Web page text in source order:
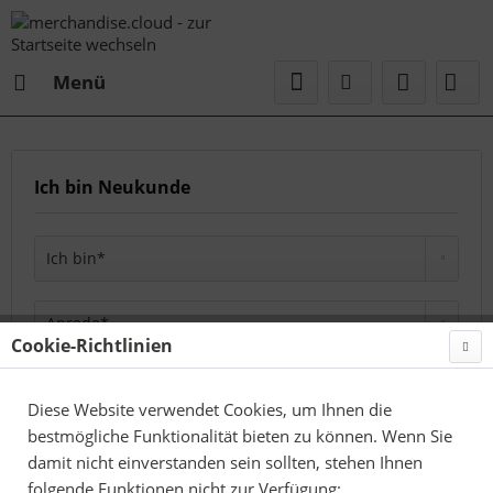
Menü
Ich bin Neukunde
Cookie-Richtlinien
Diese Website verwendet Cookies, um Ihnen die
bestmögliche Funktionalität bieten zu können. Wenn Sie
damit nicht einverstanden sein sollten, stehen Ihnen
folgende Funktionen nicht zur Verfügung: